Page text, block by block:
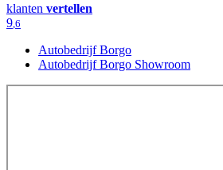
klanten vertellen
9,6
Autobedrijf Borgo
Autobedrijf Borgo Showroom